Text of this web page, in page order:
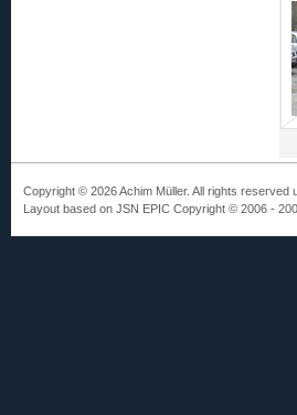
Copyright © 2026 Achim Müller. All rights reserved
Layout based on JSN EPIC Copyright © 2006 -